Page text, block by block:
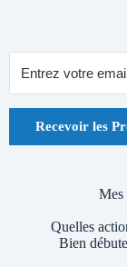
Recevoir les
Mes
Quelles
Bien